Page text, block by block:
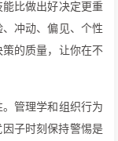
比做出好决定更重
冲动、偏见、个性
的质量，让你在不
管理学和组织行为
子时刻保持警惕是